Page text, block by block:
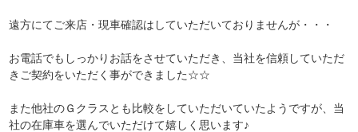
遠方にてご来店・現車確認はしていただいておりませんが・・・
お電話でもしっかりお話をさせていただき、当社を信頼していただ
きご契約をいただく事ができました☆☆
また他社のＧクラスとも比較をしていただいていたようですが、当
社の在庫車を選んでいただけて嬉しく思います♪